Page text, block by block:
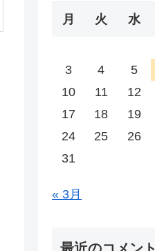
月 火 水
3
4 5
10
11 12
17
18 19
24
25 26
31
« 3月